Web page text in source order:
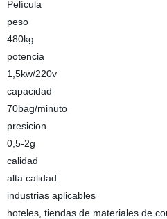
Película
peso
480kg
potencia
1,5kw/220v
capacidad
70bag/minuto
presicion
0,5-2g
calidad
alta calidad
industrias aplicables
hoteles, tiendas de materiales de